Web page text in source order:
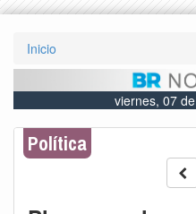
Inicio
viernes, 07
Política